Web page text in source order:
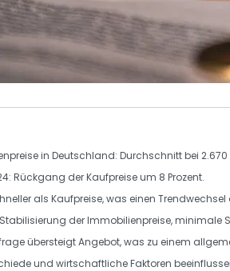
in Deutschland: Durchschnitt bei 2.670
: Rückgang derKaufpreiseum 8 Prozent.
als Kaufpreise, was einen Trendwechsel
derImmobilienpreise, minimale
übersteigtAngebot, was zu einem
und wirtschaftliche Faktoren